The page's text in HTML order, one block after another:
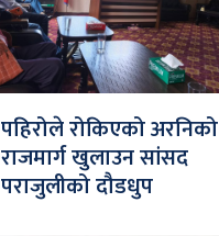
पहिरोले रोकिएको अरनिको
राजमार्ग खुलाउन सांसद
पराजुलीको दौडधुप